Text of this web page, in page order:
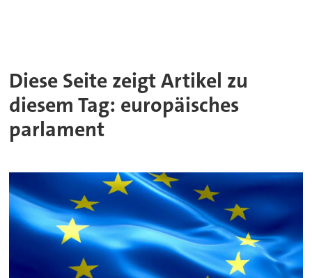
Diese Seite zeigt Artikel zu
diesem Tag: europäisches
parlament